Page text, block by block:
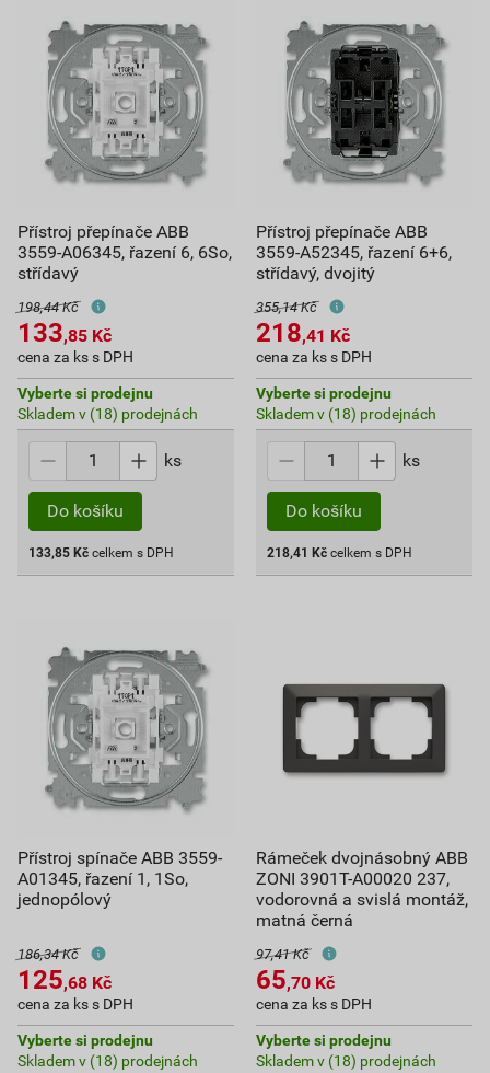
Přístroj přepínače ABB
3559-A06345, řazení 6, 6So,
střídavý
198,44 Kč
133,85 Kč
cena za ks s DPH
Vyberte si prodejnu
Skladem v (18) prodejnách
ks
Do košíku
133,85 Kč celkem s DPH
Přístroj přepínače ABB
3559-A52345, řazení 6+6,
střídavý, dvojitý
355,14 Kč
218,41 Kč
cena za ks s DPH
Vyberte si prodejnu
Skladem v (18) prodejnách
ks
Do košíku
218,41 Kč celkem s DPH
Přístroj spínače ABB 3559-
A01345, řazení 1, 1So,
jednopólový
186,34 Kč
125,68 Kč
cena za ks s DPH
Vyberte si prodejnu
Skladem v (18) prodejnách
Rámeček dvojnásobný ABB
ZONI 3901T-A00020 237,
vodorovná a svislá montáž,
matná černá
97,41 Kč
65,70 Kč
cena za ks s DPH
Vyberte si prodejnu
Skladem v (18) prodejnách